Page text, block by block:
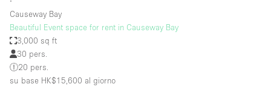
Sala riunioni
Salone
Spazio creativo
Spazio hall
Causeway Bay
Beautiful Event space for rent in Causeway Bay
3,000 sq ft
30 pers.
20 pers.
su base HK$15,600 al giorno